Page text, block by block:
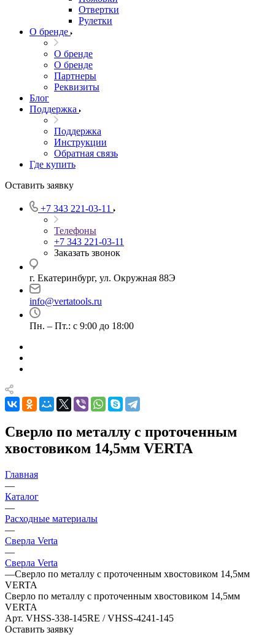
Отвертки
Рулетки
О бренде
О бренде
О бренде
Партнеры
Реквизиты
Блог
Поддержка
Поддержка
Инструкции
Обратная связь
Где купить
Оставить заявку
+7 343 221-03-11
Телефоны
+7 343 221-03-11
Заказать звонок
г. Екатеринбург, ул. Окружная 88Э
info@vertatools.ru
Пн. – Пт.: с 9:00 до 18:00
Сверло по металлу с проточенным
хвостовиком 14,5мм VERTA
Главная
—
Каталог
—
Расходные материалы
—
Сверла Verta
—
Сверла Verta
—Сверло по металлу с проточенным хвостовиком 14,5мм
VERTA
Сверло по металлу с проточенным хвостовиком 14,5мм
VERTA
Арт. VHSS-338-145RE / VHSS-4241-145
Оставить заявку